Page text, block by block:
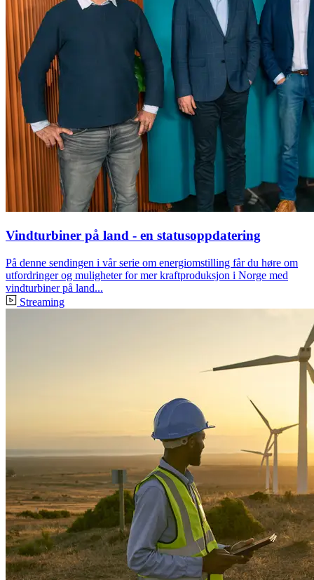
Vindturbiner på land - en statusoppdatering
På denne sendingen i vår serie om energiomstilling får du høre om
utfordringer og muligheter for mer kraftproduksjon i Norge med
vindturbiner på land...
Streaming